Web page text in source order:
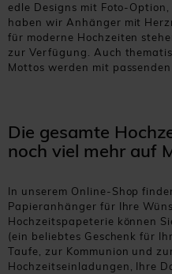
edle Designs mit Foto-
haben wir Anhänger mit
für moderne Hochzeiten
zur Verfügung. Auch
Mottos werden mit
Die gesamte
noch viel mehr auf
In unserem Online-Shop
Papieranhänger für Ihre
Hochzeitspapeterie können
(ein beliebtes Geschenk für
Taufe, zur Kommunion und
Hochzeitseinladungen, Ihre